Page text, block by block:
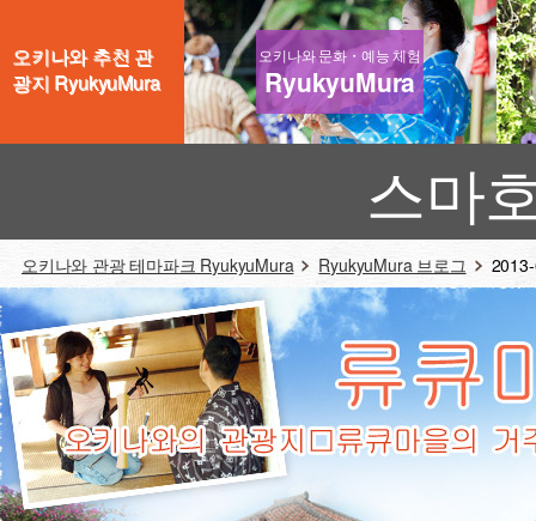
오키나와 추천 관
광지 RyukyuMura
오키나와 문화・예능 체험
RyukyuMura
스마
오키나와 관광 테마파크 RyukyuMura RyukyuMura 브로그